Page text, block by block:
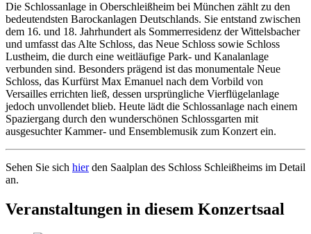
Die Schlossanlage in Oberschleißheim bei München zählt zu den
bedeutendsten Barockanlagen Deutschlands. Sie entstand zwischen
dem 16. und 18. Jahrhundert als Sommerresidenz der Wittelsbacher
und umfasst das Alte Schloss, das Neue Schloss sowie Schloss
Lustheim, die durch eine weitläufige Park- und Kanalanlage
verbunden sind. Besonders prägend ist das monumentale Neue
Schloss, das Kurfürst Max Emanuel nach dem Vorbild von
Versailles errichten ließ, dessen ursprüngliche Vierflügelanlage
jedoch unvollendet blieb. Heute lädt die Schlossanlage nach einem
Spaziergang durch den wunderschönen Schlossgarten mit
ausgesuchter Kammer- und Ensemblemusik zum Konzert ein.
Sehen Sie sich hierden Saalplan des Schloss Schleißheims im Detail
an.
Veranstaltungen in diesem Konzertsaal